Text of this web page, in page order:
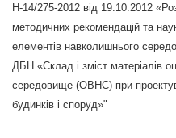
Н-14/275-2012 від 19.10.2012
методичних рекомендацій та
елементів навколишнього
ДБН «Склад і зміст матеріалів
середовище (ОВНС) при
будинків і споруд»"